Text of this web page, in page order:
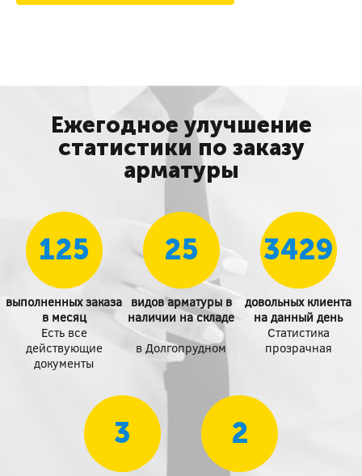
Ежегодное улучшение
статистики по заказу
арматуры
125
выполненных заказа
в месяц
Есть все
действующие
документы
25
видов арматуры в
наличии на складе
в Долгопрудном
3429
довольных клиента
на данный день
Статистика
прозрачная
3 2